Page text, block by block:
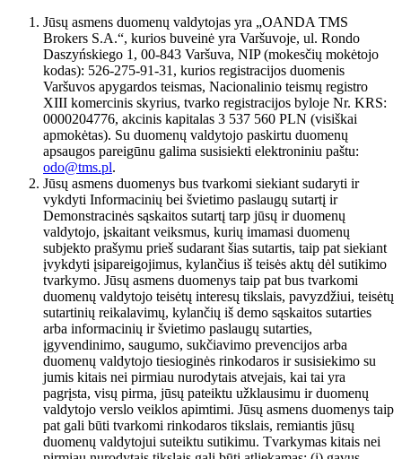
Jūsų asmens duomenų valdytojas yra „OANDA TMS
Brokers S.A.“, kurios buveinė yra Varšuvoje, ul. Rondo
Daszyńskiego 1, 00-843 Varšuva, NIP (mokesčių mokėtojo
kodas): 526-275-91-31, kurios registracijos duomenis
Varšuvos apygardos teismas, Nacionalinio teismų registro
XIII komercinis skyrius, tvarko registracijos byloje Nr. KRS:
0000204776, akcinis kapitalas 3 537 560 PLN (visiškai
apmokėtas). Su duomenų valdytojo paskirtu duomenų
apsaugos pareigūnu galima susisiekti elektroniniu paštu:
odo@tms.pl.
Jūsų asmens duomenys bus tvarkomi siekiant sudaryti ir
vykdyti Informacinių bei švietimo paslaugų sutartį ir
Demonstracinės sąskaitos sutartį tarp jūsų ir duomenų
valdytojo, įskaitant veiksmus, kurių imamasi duomenų
subjekto prašymu prieš sudarant šias sutartis, taip pat siekiant
įvykdyti įsipareigojimus, kylančius iš teisės aktų dėl sutikimo
tvarkymo. Jūsų asmens duomenys taip pat bus tvarkomi
duomenų valdytojo teisėtų interesų tikslais, pavyzdžiui, teisėtų
sutartinių reikalavimų, kylančių iš demo sąskaitos sutarties
arba informacinių ir švietimo paslaugų sutarties,
įgyvendinimo, saugumo, sukčiavimo prevencijos arba
duomenų valdytojo tiesioginės rinkodaros ir susisiekimo su
jumis kitais nei pirmiau nurodytais atvejais, kai tai yra
pagrįsta, visų pirma, jūsų pateiktu užklausimu ir duomenų
valdytojo verslo veiklos apimtimi. Jūsų asmens duomenys taip
pat gali būti tvarkomi rinkodaros tikslais, remiantis jūsų
duomenų valdytojui suteiktu sutikimu. Tvarkymas kitais nei